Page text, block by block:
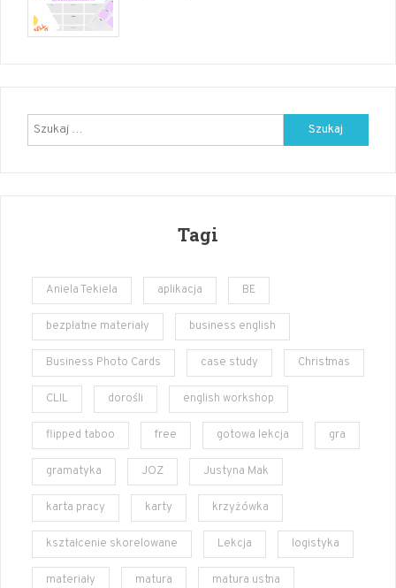
Szukaj:
Tagi
Aniela Tekiela aplikacja BE
bezpłatne materiały business english
Business Photo Cards case study Christmas
CLIL dorośli english workshop
flipped taboo free gotowa lekcja gra
gramatyka JOZ Justyna Mak
karta pracy karty krzyżówka
kształcenie skorelowane Lekcja logistyka
materiały matura matura ustna